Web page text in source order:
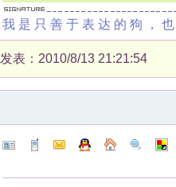
我是只善于表达的狗，
发表：2010/8/13 21:21:54